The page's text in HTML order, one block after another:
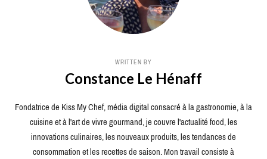
WRITTEN BY
Constance Le Hénaff
Fondatrice de Kiss My Chef, média digital consacré à la gastronomie, à la
cuisine et à l'art de vivre gourmand, je couvre l'actualité food, les
innovations culinaires, les nouveaux produits, les tendances de
consommation et les recettes de saison. Mon travail consiste à